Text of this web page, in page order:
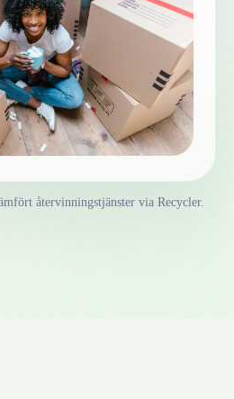
återvinningstjänster via Recycler.